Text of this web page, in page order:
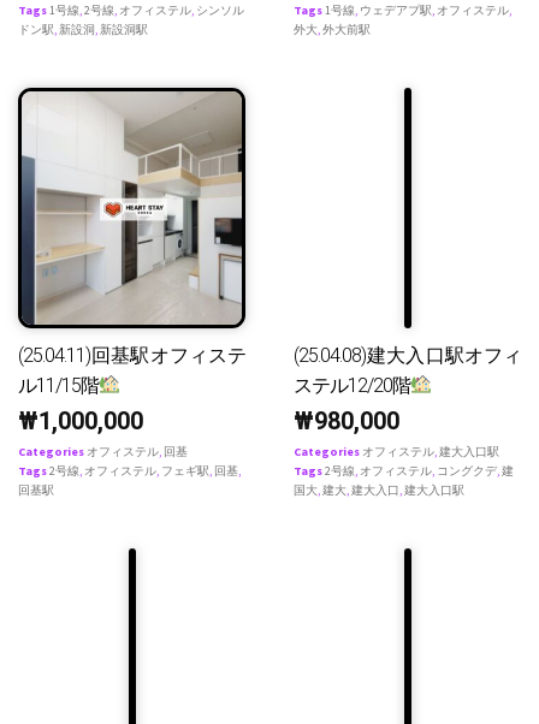
Tags1号線,2号線, オフィステル, シンソル
ドン駅,新設洞,新設洞駅
Tags1号線, ウェデアプ駅, オフィステル,
外大,外大前駅
(25.04.11)回基駅オフィステ
ル11/15階
₩1,000,000
Categories オフィステル, 回基
Tags2号線, オフィステル, フェギ駅, 回基,
回基駅
(25.04.08)建大入口駅オフィ
ステル12/20階
₩980,000
Categories オフィステル,建大入口駅
Tags2号線, オフィステル, コングクデ,建
国大,建大,建大入口,建大入口駅